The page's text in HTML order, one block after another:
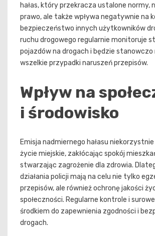
hałas, który przekracza ustalone normy,
prawo, ale także wpływa negatywnie na
bezpieczeństwo innych użytkowników
ruchu drogowego regularnie monitoruje
pojazdów na drogach i będzie stanowczo
wszelkie przypadki naruszeń przepisów.
Wpływ na
i środowisko
Emisja nadmiernego hałasu niekorzystnie
życie miejskie, zakłócając spokój
stwarzając zagrożenie dla zdrowia.
działania policji mają na celu nie tylko
przepisów, ale również ochronę jakości
społeczności. Regularne kontrole i
środkiem do zapewnienia zgodności i
drogach.